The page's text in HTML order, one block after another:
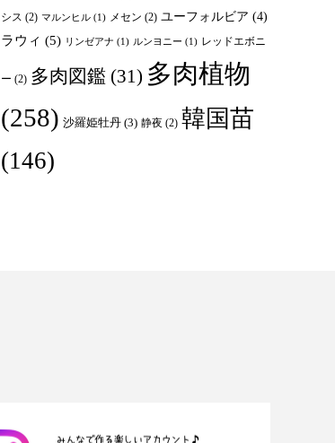
シス (2) マルンヒル (1) メセン (2) ユーフォルビア (4)
ラウィ (5) リンゼアナ (1) ルンヨニー (1) レッドエボニ
ー (2) 多肉図鑑 (31) 多肉植物
(258) 沙羅姫牡丹 (3) 静夜 (2) 韓国苗
(146)